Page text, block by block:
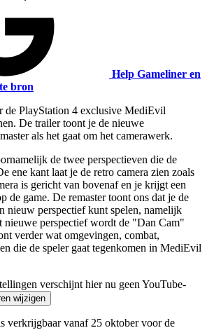
Help Gameliner en
bron
de PlayStation 4 exclusive MediEvil
De trailer toont je de nieuwe
als het gaat om het camerawerk.
de twee perspectieven die de
ene kant laat je de retro camera zien zoals
is gericht van bovenaf en je krijgt een
de game. De remaster toont ons dat je de
nieuw perspectief kunt spelen, namelijk
nieuwe perspectief wordt de "Dan Cam"
verder wat omgevingen, combat,
die de speler gaat tegenkomen in MediEvil
verschijnt hier nu geen YouTube-
wijzigen
verkrijgbaar vanaf 25 oktober voor de